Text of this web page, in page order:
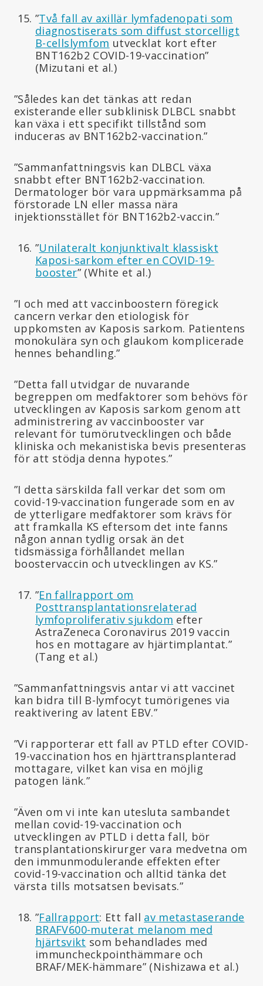
”Två fall av axillär lymfadenopati som
diagnostiserats som diffust storcelligt
B-cellslymfom utvecklat kort efter
BNT162b2 COVID-19-vaccination”
(Mizutani et al.)
”Således kan det tänkas att redan
existerande eller subklinisk DLBCL snabbt
kan växa i ett specifikt tillstånd som
induceras av BNT162b2-vaccination.”
”Sammanfattningsvis kan DLBCL växa
snabbt efter BNT162b2-vaccination.
Dermatologer bör vara uppmärksamma på
förstorade LN eller massa nära
injektionsstället för BNT162b2-vaccin.”
”Unilateralt konjunktivalt klassiskt
Kaposi-sarkom efter en COVID-19-
booster” (White et al.)
”I och med att vaccinboostern föregick
cancern verkar den etiologisk för
uppkomsten av Kaposis sarkom. Patientens
monokulära syn och glaukom komplicerade
hennes behandling.”
”Detta fall utvidgar de nuvarande
begreppen om medfaktorer som behövs för
utvecklingen av Kaposis sarkom genom att
administrering av vaccinbooster var
relevant för tumörutvecklingen och både
kliniska och mekanistiska bevis presenteras
för att stödja denna hypotes.”
”I detta särskilda fall verkar det som om
covid-19-vaccination fungerade som en av
de ytterligare medfaktorer som krävs för
att framkalla KS eftersom det inte fanns
någon annan tydlig orsak än det
tidsmässiga förhållandet mellan
boostervaccin och utvecklingen av KS.”
”En fallrapport om
Posttransplantationsrelaterad
lymfoproliferativ sjukdom efter
AstraZeneca Coronavirus 2019 vaccin
hos en mottagare av hjärtimplantat.”
(Tang et al.)
”Sammanfattningsvis antar vi att vaccinet
kan bidra till B-lymfocyt tumörigenes via
reaktivering av latent EBV.”
”Vi rapporterar ett fall av PTLD efter COVID-
19-vaccination hos en hjärttransplanterad
mottagare, vilket kan visa en möjlig
patogen länk.”
”Även om vi inte kan utesluta sambandet
mellan covid-19-vaccination och
utvecklingen av PTLD i detta fall, bör
transplantationskirurger vara medvetna om
den immunmodulerande effekten efter
covid-19-vaccination och alltid tänka det
värsta tills motsatsen bevisats.”
”Fallrapport: Ett fall av metastaserande
BRAFV600-muterat melanom med
hjärtsvikt som behandlades med
immuncheckpointhämmare och
BRAF/MEK-hämmare” (Nishizawa et al.)